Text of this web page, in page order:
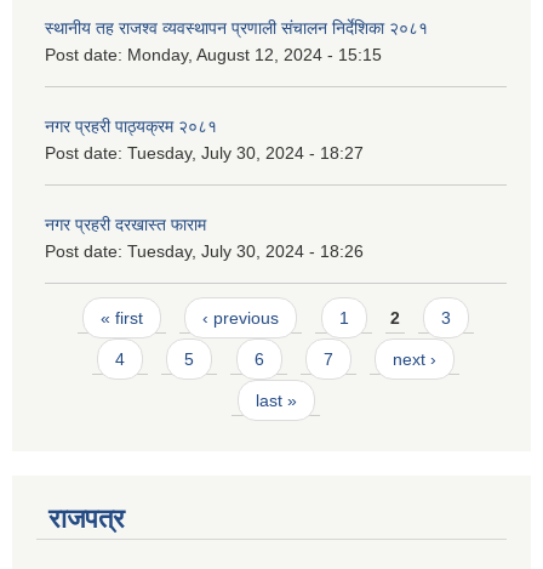
स्थानीय तह राजश्व व्यवस्थापन प्रणाली संचालन निर्देशिका २०८१
Post date: Monday, August 12, 2024 - 15:15
नगर प्रहरी पाठ्यक्रम २०८१
Post date: Tuesday, July 30, 2024 - 18:27
नगर प्रहरी दरखास्त फाराम
Post date: Tuesday, July 30, 2024 - 18:26
Pages
« first ‹ previous 1 2 3
4 5 6 7 next ›
last »
राजपत्र